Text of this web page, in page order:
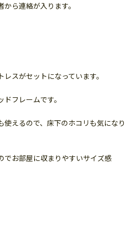
ら連絡が入ります。
スがセットになっています。
フレームです。
使えるので、床下のホコリも気になり
でお部屋に収まりやすいサイズ感